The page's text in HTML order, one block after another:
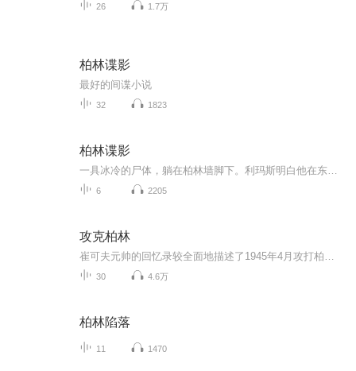
26 1.7万
柏林谍影
最好的间谍小说
32 1823
柏林谍影
6 2205
攻克柏林
30 4.6万
柏林陷落
11 1470